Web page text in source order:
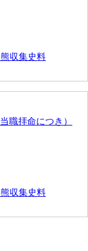
収集史料
職拝命につき）
収集史料